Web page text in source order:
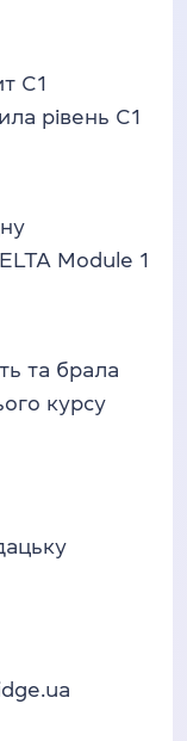
C1
рівень C1
Module 1
та брала
курсу